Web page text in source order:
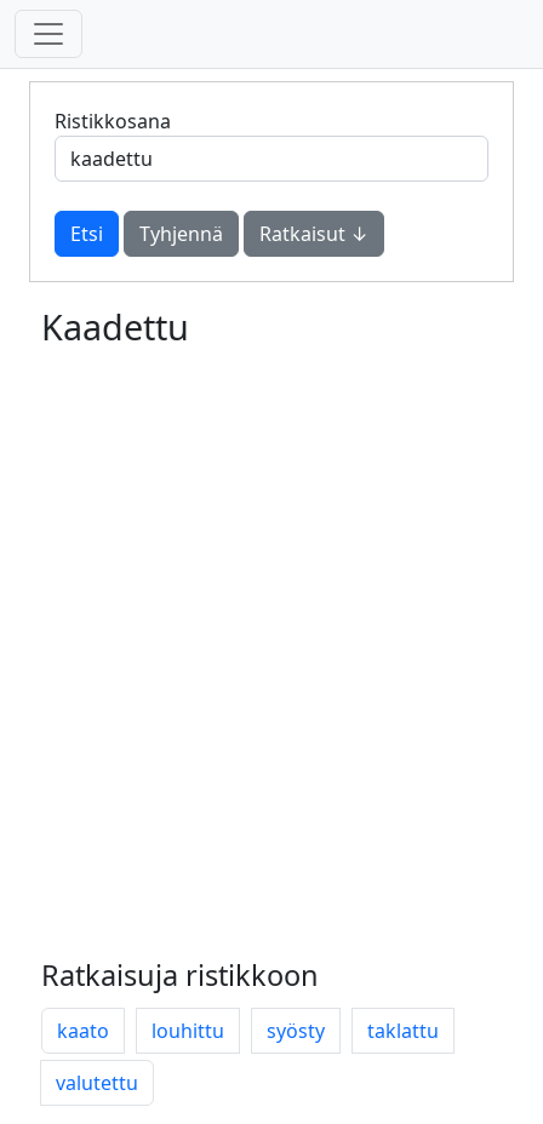
Ristikkosana
Tyhjennä Ratkaisut ↓
Kaadettu
Ratkaisuja ristikkoon
kaato louhittu syösty
taklattu
valutettu